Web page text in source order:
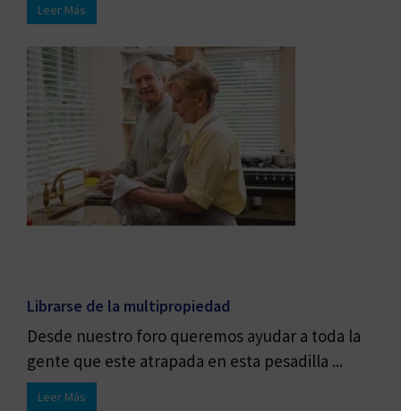
Leer Más
Librarse de la multipropiedad
Desde nuestro foro queremos ayudar a toda la
gente que este atrapada en esta pesadilla ...
Leer Más